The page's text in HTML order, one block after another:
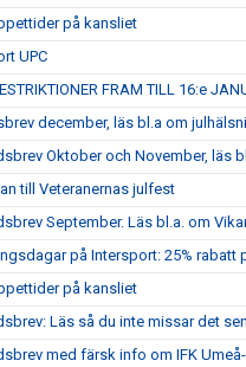
på kansliet
UPC
FRAM TILL 16:e
december, läs bl.a om
Oktober och November, läs
till Veteranernas julfest
September. Läs bl.a. om
på Intersport: 25% rabatt
på kansliet
Läs så du inte missar det
med färsk info om IFK